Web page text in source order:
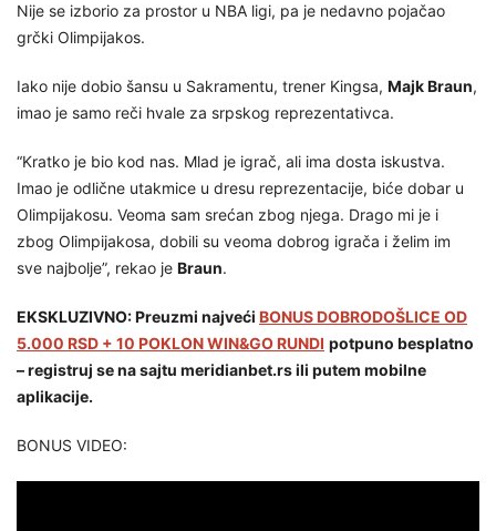
Nije se izborio za prostor u NBA ligi, pa je nedavno pojačao
grčki Olimpijakos.
Iako nije dobio šansu u Sakramentu, trener Kingsa, Majk Braun,
imao je samo reči hvale za srpskog reprezentativca.
“Kratko je bio kod nas. Mlad je igrač, ali ima dosta iskustva.
Imao je odlične utakmice u dresu reprezentacije, biće dobar u
Olimpijakosu. Veoma sam srećan zbog njega. Drago mi je i
zbog Olimpijakosa, dobili su veoma dobrog igrača i želim im
sve najbolje”, rekao je Braun.
EKSKLUZIVNO: Preuzmi najveći BONUS DOBRODOŠLICE OD
5.000 RSD + 10 POKLON WIN&GO RUNDI potpuno besplatno
– registruj se na sajtu meridianbet.rs ili putem mobilne
aplikacije.
BONUS VIDEO: